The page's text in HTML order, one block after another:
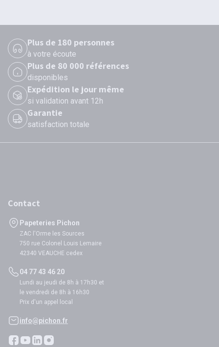
Plus de 180 personnes
à votre écoute
Plus de 80 000 références
disponibles
Expédition le jour même
si validation avant 12h
Garantie
satisfaction totale
Contact
Papeteries Pichon
ZAC l'Orme les Sources
750 rue Colonel Louis Lemaire
42340 VEAUCHE cedex
04 77 43 46 20
Lundi au jeudi de 8h à 17h30 et
le vendredi de 8h à 16h30
Prix d'un appel local
info@pichon.fr